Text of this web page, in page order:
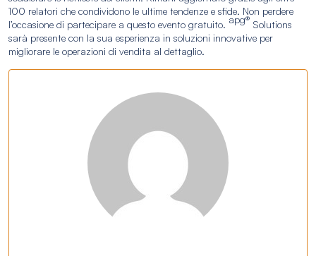
100 relatori che condividono le ultime tendenze e sfide. Non perdere
l’occasione di partecipare a questo evento gratuito. apg® Solutions
sarà presente con la sua esperienza in soluzioni innovative per
migliorare le operazioni di vendita al dettaglio.